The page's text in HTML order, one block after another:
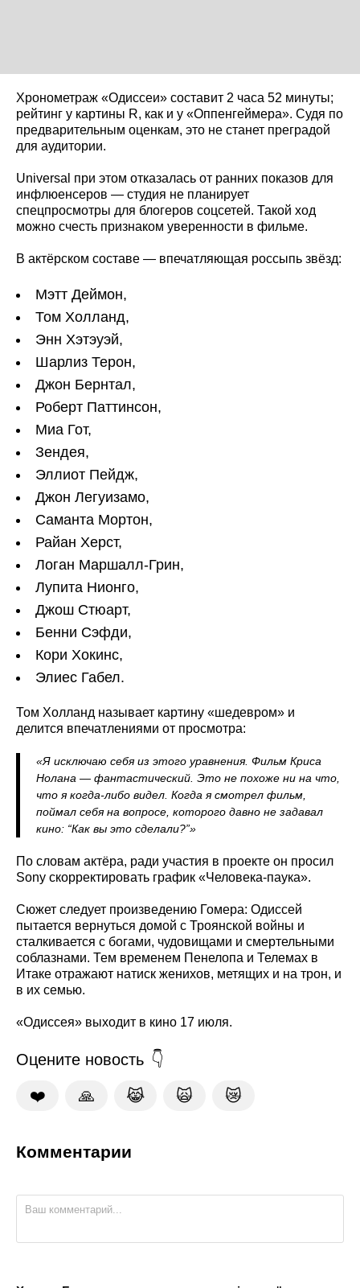
Хронометраж «Одиссеи» составит 2 часа 52 минуты;
рейтинг у картины R, как и у «Оппенгеймера». Судя по
предварительным оценкам, это не станет преградой
для аудитории.
Universal при этом отказалась от ранних показов для
инфлюенсеров — студия не планирует
спецпросмотры для блогеров соцсетей. Такой ход
можно счесть признаком уверенности в фильме.
В актёрском составе — впечатляющая россыпь звёзд:
Мэтт Деймон,
Том Холланд,
Энн Хэтэуэй,
Шарлиз Терон,
Джон Бернтал,
Роберт Паттинсон,
Миа Гот,
Зендея,
Эллиот Пейдж,
Джон Легуизамо,
Саманта Мортон,
Райан Херст,
Логан Маршалл-Грин,
Лупита Нионго,
Джош Стюарт,
Бенни Сэфди,
Кори Хокинс,
Элиес Габел.
Том Холланд называет картину «шедевром» и
делится впечатлениями от просмотра:
«Я исключаю себя из этого уравнения. Фильм Криса
Нолана — фантастический. Это не похоже ни на что,
что я когда-либо видел. Когда я смотрел фильм,
поймал себя на вопросе, которого давно не задавал
кино: “Как вы это сделали?”»
По словам актёра, ради участия в проекте он просил
Sony скорректировать график «Человека‑паука».
Сюжет следует произведению Гомера: Одиссей
пытается вернуться домой с Троянской войны и
сталкивается с богами, чудовищами и смертельными
соблазнами. Тем временем Пенелопа и Телемах в
Итаке отражают натиск женихов, метящих и на трон, и
в их семью.
«Одиссея» выходит в кино 17 июля.
Оцените новость
❤️ 🙏 😹 🙀 😿
Комментарии